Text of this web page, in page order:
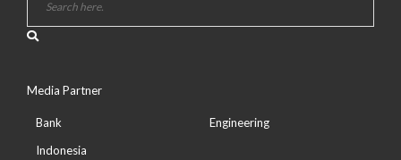
Media Partner
Bank
Indonesia
Engineering